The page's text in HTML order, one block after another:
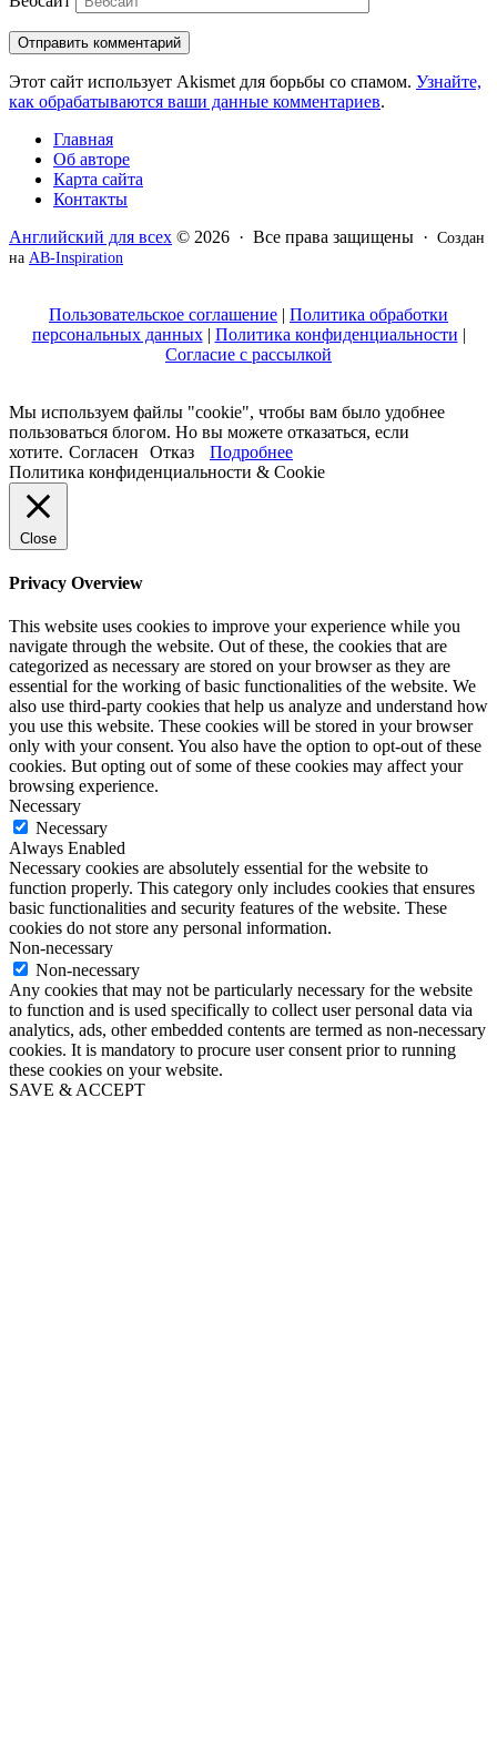
Этот сайт использует Akismet для борьбы со спамом. Узнайте,
как обрабатываются ваши данные комментариев.
Главная
Об авторе
Карта сайта
Контакты
Английский для всех © 2026 · Все права защищены · Создан
на AB-Inspiration
Пользовательское соглашение | Политика обработки
персональных данных| Политика конфиденциальности |
Согласие с рассылкой
Мы используем файлы "cookie", чтобы вам было удобнее
пользоваться блогом. Но вы можете отказаться, если
хотите. Согласен Отказ
Подробнее
Политика конфиденциальности & Cookie
Close
Privacy Overview
This website uses cookies to improve your experience while you
navigate through the website. Out of these, the cookies that are
categorized as necessary are stored on your browser as they are
essential for the working of basic functionalities of the website. We
also use third-party cookies that help us analyze and understand how
you use this website. These cookies will be stored in your browser
only with your consent. You also have the option to opt-out of these
cookies. But opting out of some of these cookies may affect your
browsing experience.
Necessary
Necessary
Always Enabled
Necessary cookies are absolutely essential for the website to
function properly. This category only includes cookies that ensures
basic functionalities and security features of the website. These
cookies do not store any personal information.
Non-necessary
Non-necessary
Any cookies that may not be particularly necessary for the website
to function and is used specifically to collect user personal data via
analytics, ads, other embedded contents are termed as non-necessary
cookies. It is mandatory to procure user consent prior to running
these cookies on your website.
SAVE & ACCEPT